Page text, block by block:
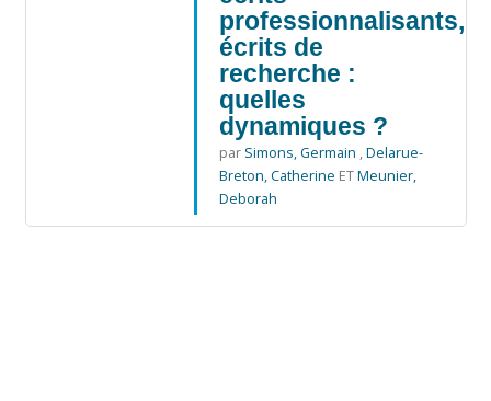
professionnalisants,
écrits de
recherche :
quelles
dynamiques ?
par Simons, Germain ,Delarue-
Breton, Catherine ETMeunier,
Deborah